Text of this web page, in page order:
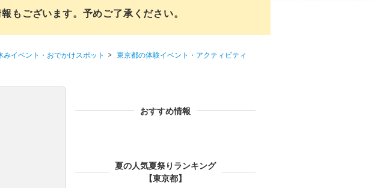
もございます。予めご了承ください。
みイベント・おでかけスポット
東京都の体験イベント・アクティビティ
おすすめ情報
夏の人気夏祭りランキング
【東京都】